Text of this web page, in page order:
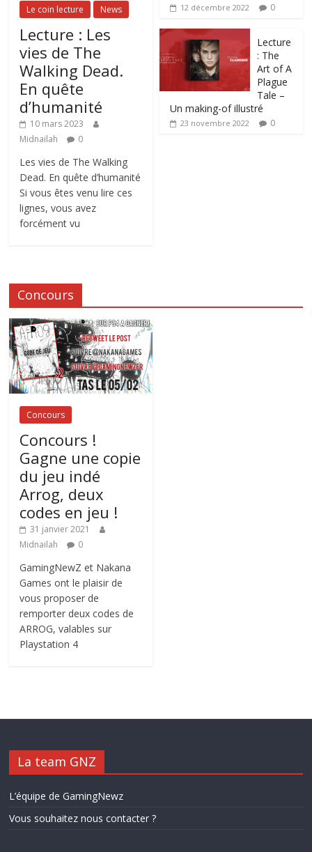
Le coin lecture News
Lecture : Les
vies de The
Walking Dead.
En quête
d’humanité
10 mars 2023
Midnailah
0
Les vies de The Walking
Dead. En quête d’humanité
Si vous êtes venu lire ces
lignes, vous avez
forcément vu
12 décembre 2022 0
Lecture
: The
Art of A
Plague
Tale –
Un making-of illustré
23 novembre 2022 0
Concours
Concours
Concours !
Gagne une copie
du jeu indé
Arrog, deux
codes en jeu !
31 janvier 2021
Midnailah
0
GamingNewZ et Nakana
Games ont le plaisir de
vous proposer de
remporter deux codes de
ARROG, valables sur
Playstation 4
La team GNZ
L’équipe de GamingNewz
Vous souhaitez nous contacter ?